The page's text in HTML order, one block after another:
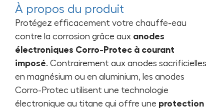
À propos du produit
Protégez efficacement votre chauffe-eau
contre la corrosion grâce aux anodes
électroniques Corro-Protec à courant
imposé. Contrairement aux anodes sacrificielles
en magnésium ou en aluminium, les anodes
Corro-Protec utilisent une technologie
électronique au titane qui offre une protection